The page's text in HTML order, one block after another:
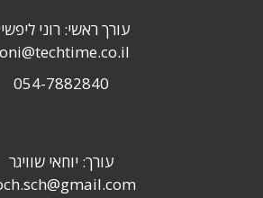
עורך ראשי: רוני
054-7882840
עורך: יוחאי שוויגר